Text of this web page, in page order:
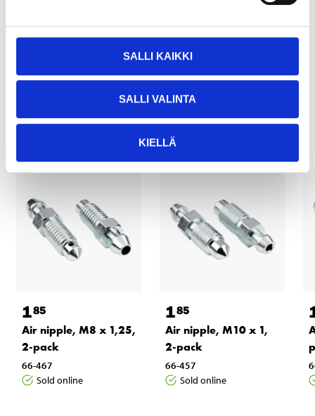
SALLI KAIKKI
SALLI VALINTA
KIELLÄ
Pay & Collect in your local store within 2 hours!
READ MORE
Other customers also bought
185
Air nipple, M8 x 1,25,
2-pack
66-467
Sold online
185
Air nipple, M10 x 1,
2-pack
66-457
Sold online